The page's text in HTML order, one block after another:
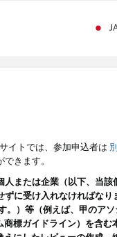
イトでは、参加申込者は
きます。
または企業（以下、当該
に受け入れなければなり
。）等（例えば、甲のア
標ガイドライン）を含む